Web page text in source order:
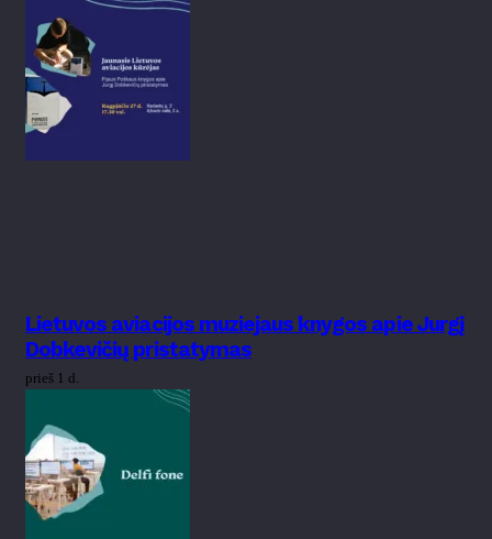
Lietuvos aviacijos muziejaus knygos apie Jurgį
Dobkevičių pristatymas
prieš 1 d.